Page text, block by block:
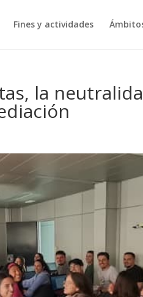
Fines y actividades
la